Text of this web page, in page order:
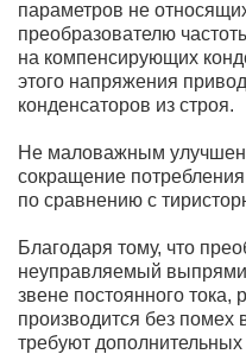
параметров не
преобразователю
на компенсирующих
этого напряжения
конденсаторов из строя.
Не маловажным
сокращение
по сравнению с
Благодаря тому, что
неуправляемый
звене постоянного
производится без
требуют дополнительных